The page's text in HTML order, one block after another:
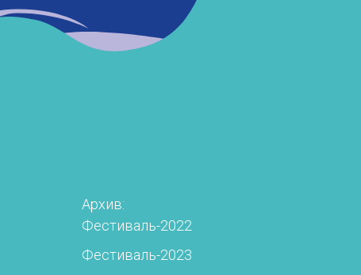
Архив:
Фестиваль-2022
Фестиваль-2023